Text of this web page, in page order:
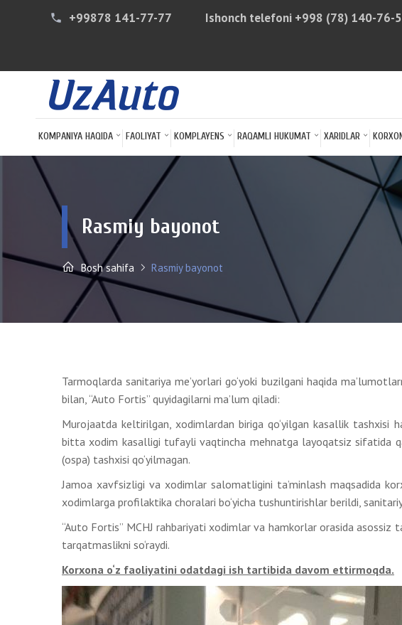
phone +99878 141-77-77 Ishonch telefoni +998 (78) 140-76-
KOMPANIYA HAQIDA FAOLIYAT KOMPLAYENS RAQAMLI HUKUMAT XARIDLAR
Rasmiy bayonot
Bosh sahifa Rasmiy bayonot
Tarmoqlarda sanitariya me’yorlari go‘yoki buzilgani haqida
bilan, “Auto Fortis” quyidagilarni ma’lum qiladi:
Murojaatda keltirilgan, xodimlardan biriga qo‘yilgan kasallik tashxisi
bitta xodim kasalligi tufayli vaqtincha mehnatga layoqatsiz sifatida
(ospa) tashxisi qo‘yilmagan.
Jamoa xavfsizligi va xodimlar salomatligini ta’minlash maqsadida
xodimlarga profilaktika choralari bo‘yicha tushuntirishlar berildi,
“Auto Fortis” MCHJ rahbariyati xodimlar va hamkorlar orasida asossiz
tarqatmaslikni so‘raydi.
Korxona o‘z faoliyatini odatdagi ish tartibida davom ettirmoqda.